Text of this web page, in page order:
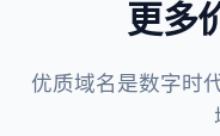
更多
优质域名是数字时